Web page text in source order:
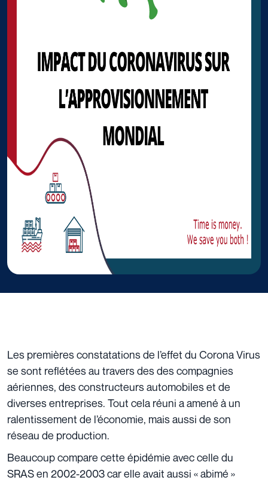
Les premières constatations de l’effet du Corona Virus
se sont reflétées au travers des des compagnies
aériennes, des constructeurs automobiles et de
diverses entreprises. Tout cela réuni a amené à un
ralentissement de l’économie, mais aussi de son
réseau de production.
Beaucoup compare cette épidémie avec celle du
SRAS en 2002-2003 car elle avait aussi « abimé »